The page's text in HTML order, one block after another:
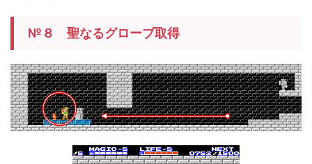
№８ 聖なるグローブ取得